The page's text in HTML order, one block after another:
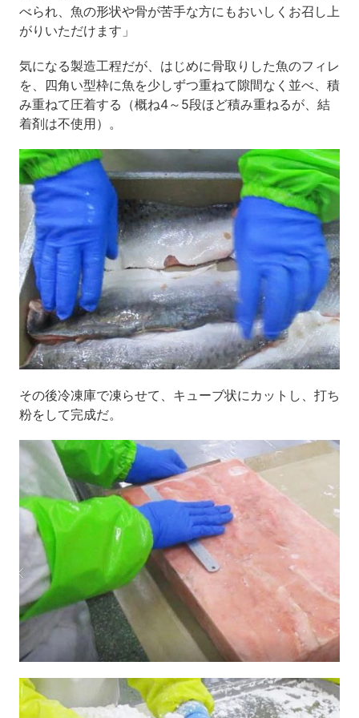
べられ、魚の形状や骨が苦手な方にもおいしくお召し上
がりいただけます」
気になる製造工程だが、はじめに骨取りした魚のフィレ
を、四角い型枠に魚を少しずつ重ねて隙間なく並べ、積
み重ねて圧着する（概ね4～5段ほど積み重ねるが、結
着剤は不使用）。
その後冷凍庫で凍らせて、キューブ状にカットし、打ち
粉をして完成だ。